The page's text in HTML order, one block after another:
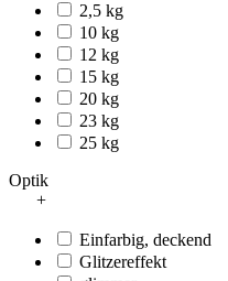
2,5 kg
10 kg
12 kg
15 kg
20 kg
23 kg
25 kg
Optik
+
Einfarbig, deckend
Glitzereffekt